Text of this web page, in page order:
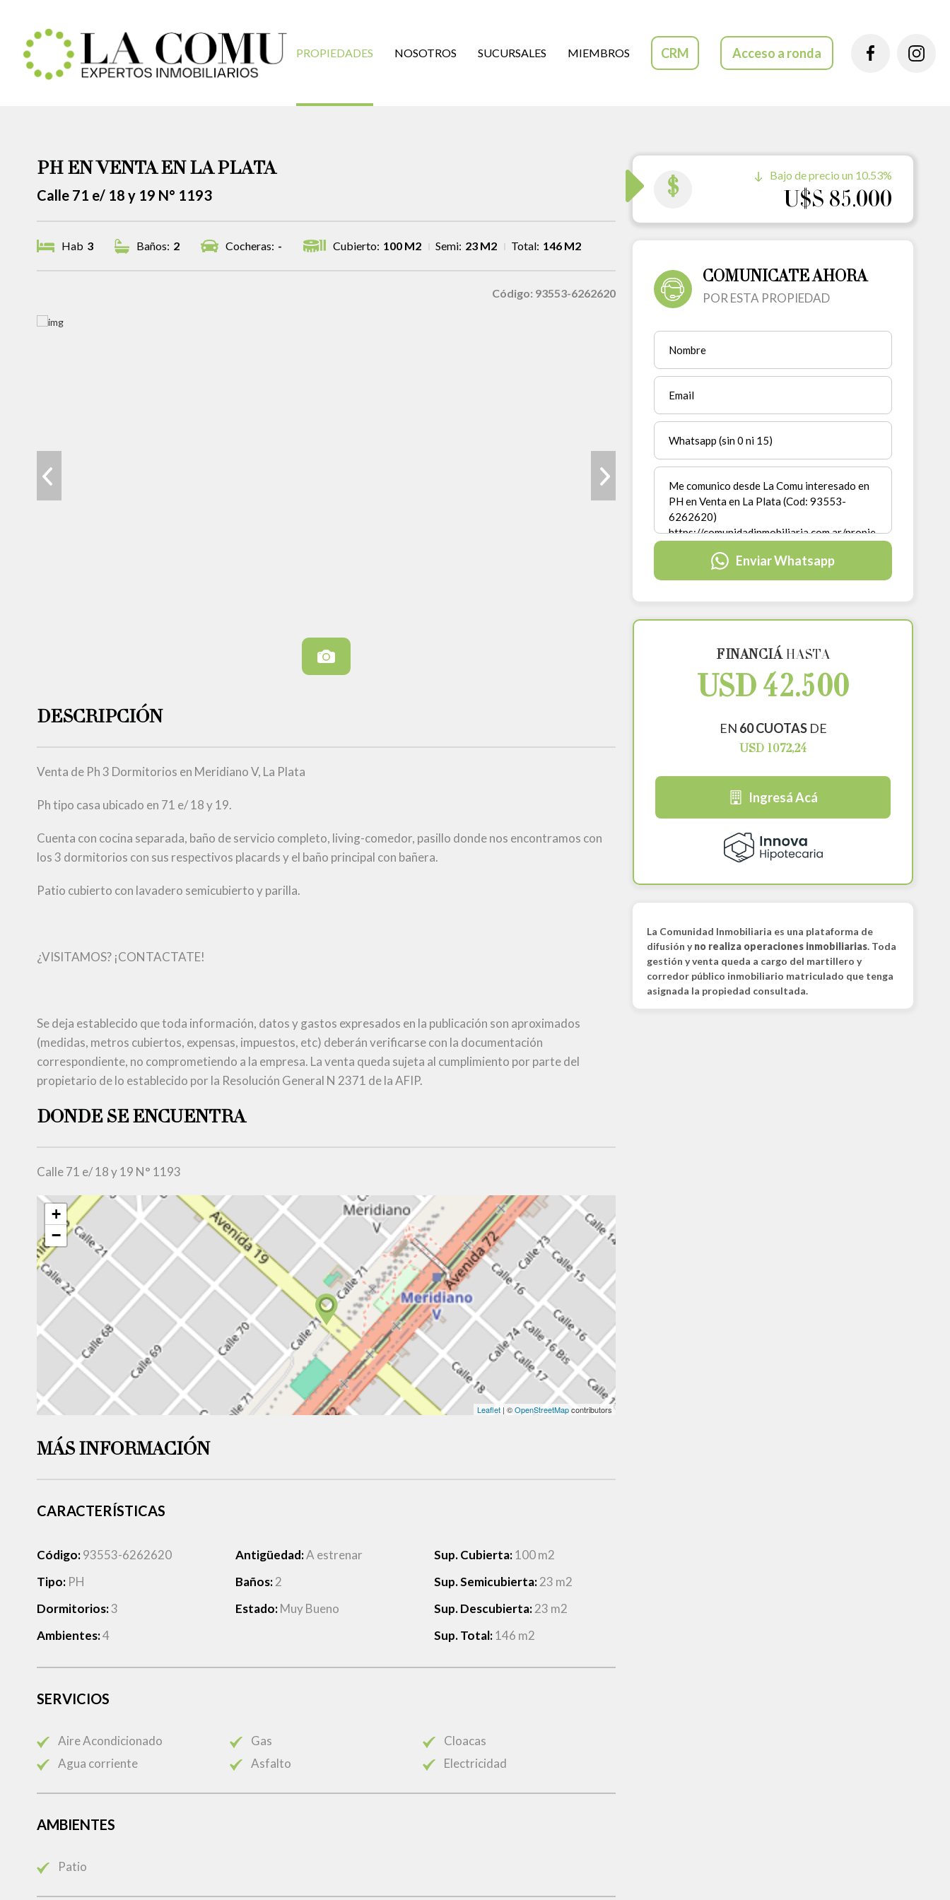
PROPIEDADES NOSOTROS SUCURSALES MIEMBROS CRM Acceso a ronda
PH EN VENTA EN LA PLATA
Calle 71 e/ 18 y 19 N° 1193
Hab 3 Baños: 2 Cocheras: - Cubierto: 100 M2 Semi: 23 M2 Total: 146 M2
Código: 93553-6262620
DESCRIPCIÓN
Venta de Ph 3 Dormitorios en Meridiano V, La Plata
Ph tipo casa ubicado en 71 e/ 18 y 19.
Cuenta con cocina separada, baño de servicio completo, living-comedor, pasillo donde nos encontramos con
los 3 dormitorios con sus respectivos placards y el baño principal con bañera.
Patio cubierto con lavadero semicubierto y parilla.
¿VISITAMOS? ¡CONTACTATE!
Se deja establecido que toda información, datos y gastos expresados en la publicación son aproximados
(medidas, metros cubiertos, expensas, impuestos, etc) deberán verificarse con la documentación
correspondiente, no comprometiendo a la empresa. La venta queda sujeta al cumplimiento por parte del
propietario de lo establecido por la Resolución General N 2371 de la AFIP.
DONDE SE ENCUENTRA
Calle 71 e/ 18 y 19 N° 1193
+
−
Leaflet| ©OpenStreetMapcontributors
MÁS INFORMACIÓN
CARACTERÍSTICAS
Código:93553-6262620
Tipo: PH
Dormitorios:3
Ambientes:4
Antigüedad:A estrenar
Baños:2
Estado:Muy Bueno
Sup. Cubierta:100 m2
Sup. Semicubierta:23 m2
Sup. Descubierta:23 m2
Sup. Total:146 m2
SERVICIOS
Aire Acondicionado Gas
Cloacas
Agua corriente
Asfalto Electricidad
AMBIENTES
Patio
$
Bajo de precio un 10.53%
U$S 85.000
COMUNICATE AHORA
POR ESTA PROPIEDAD
Enviar Whatsapp
FINANCIÁHASTA
USD 42.500
EN 60 CUOTASDE
USD 1072,24
Ingresá Acá
La Comunidad Inmobiliaria es una plataforma de
difusión yno realiza operaciones inmobiliarias. Toda
gestión y venta queda a cargo del martillero y
corredor público inmobiliario matriculado que tenga
asignada la propiedad consultada.